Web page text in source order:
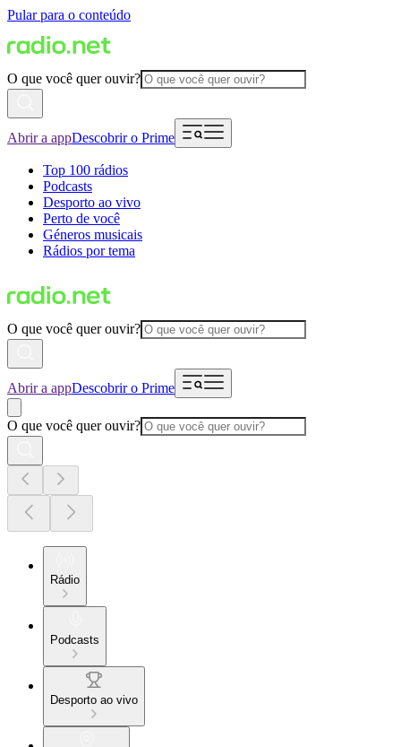
Pular para o conteúdo
O que você quer ouvir?
Abrir a appDescobrir o Prime
Top 100 rádios
Podcasts
Desporto ao vivo
Perto de você
Géneros musicais
Rádios por tema
O que você quer ouvir?
Abrir a appDescobrir o Prime
O que você quer ouvir?
Rádio
Podcasts
Desporto ao vivo